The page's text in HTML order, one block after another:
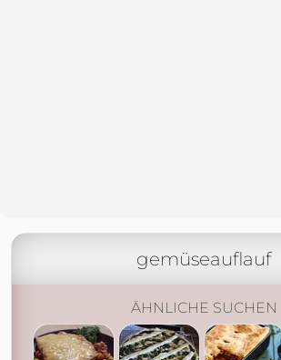
gemüseauflauf
ÄHNLICHE SUCHEN